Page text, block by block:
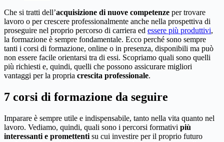
Che si tratti dell’acquisizione di nuove competenze per trovare
lavoro o per crescere professionalmente anche nella prospettiva di
proseguire nel proprio percorso di carriera ed essere più produttivi,
la formazione è sempre fondamentale. Ecco perché sono sempre
tanti i corsi di formazione, online o in presenza, disponibili ma può
non essere facile orientarsi tra di essi. Scopriamo quali sono quelli
più richiesti e, quindi, quelli che possono assicurare migliori
vantaggi per la propria crescita professionale.
7 corsi di formazione da seguire
Imparare è sempre utile e indispensabile, tanto nella vita quanto nel
lavoro. Vediamo, quindi, quali sono i percorsi formativi più
interessanti e promettenti su cui investire per il proprio futuro